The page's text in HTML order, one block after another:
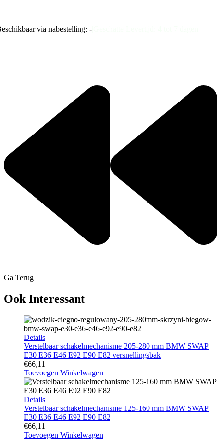
via nabestelling: -
Ga Terug
Ook Interessant
Details
Verstelbaar schakelmechanisme 205-280 mm BMW SWAP
E30 E36 E46 E92 E90 E82 versnellingsbak
€66,11
Toevoegen Winkelwagen
Details
Verstelbaar schakelmechanisme 125-160 mm BMW SWAP
E30 E36 E46 E92 E90 E82
€66,11
Toevoegen Winkelwagen